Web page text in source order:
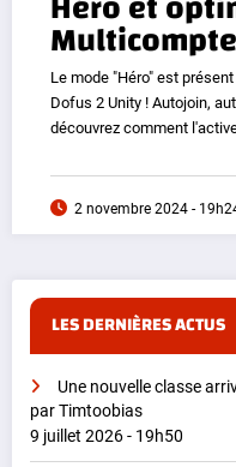
Le mode "Héro" est
Dofus 2 Unity ! Autojoin,
découvrez comment
2 novembre 2024 -
LES DERNIÈRES ACTUS
Une nouvelle classe
par Timtoobias
9 juillet 2026 - 19h50